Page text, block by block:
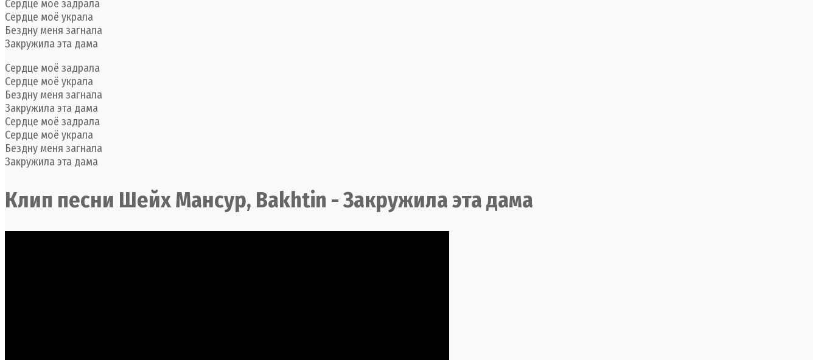
Сердце моё задрала
Сердце моё украла
Бездну меня загнала
Закружила эта дама
Сердце моё задрала
Сердце моё украла
Бездну меня загнала
Закружила эта дама
Сердце моё задрала
Сердце моё украла
Бездну меня загнала
Закружила эта дама
Клип песни Шейх Мансур, Bakhtin - Закружила эта дама